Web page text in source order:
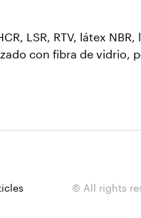
LSR, RTV, látex
con fibra de vidrio,
© All rights